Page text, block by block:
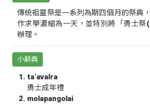
傳統祖靈祭是一系列為期四個月的祭典
作求學濃縮為一天，並特別將「勇士祭
辦理。
小辭典
ta‘avalra
勇士成年禮
molapangolai